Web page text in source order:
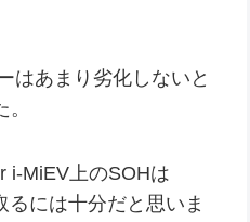
はあまり劣化しないと
i-MiEV上のSOHは
には十分だと思いま